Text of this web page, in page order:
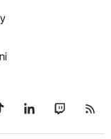
Telegram
su TikTok
Seguici su
Seguici